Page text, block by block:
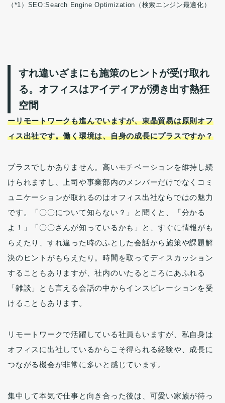
（*1）SEO:Search Engine Optimization（検索エンジン最適化）
すれ違いざまにも施策のヒントが受け取れ
る。オフィスはアイディアが湧き出す熱狂
空間
ーリモートワークも進んでいますが、東晶貿易は原則オフ
ィス出社です。働く環境は、自身の成長にプラスですか？
プラスでしかありません。高いモチベーションを維持し続
けられますし、上司や事業部内のメンバーだけでなくコミ
ュニケーションが取れるのはオフィス出社ならではの魅力
です。「〇〇について知らない？」と聞くと、「分かる
よ！」「〇〇さんが知っているかも」と、すぐに情報がも
らえたり、すれ違った時のふとした会話から施策や課題解
決のヒントがもらえたり。時間を取ってディスカッション
することもありますが、社内のいたるところにあふれる
「雑談」とも言える会話の中からインスピレーションを受
けることもあります。
リモートワークで活躍している社員もいますが、私自身は
オフィスに出社しているからこそ得られる経験や、成長に
つながる機会が非常に多いと感じています。
集中して本気で仕事と向き合った後は、可愛い家族が待っ